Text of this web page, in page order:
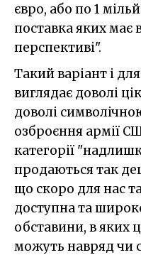
євро, або по 1
поставка яких має
перспективі".
Такий варіант і
виглядає доволі
доволі
озброєння армії
категорії
продаються так
що скоро для нас
доступна та
обставини, в яких
можуть навряд чи